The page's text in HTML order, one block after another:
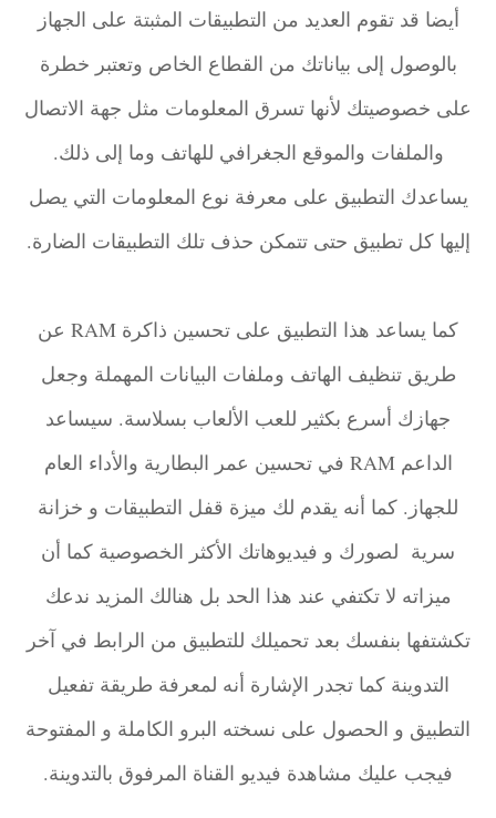
أيضا قد تقوم العديد من التطبيقات المثبتة على الجهاز
بالوصول إلى بياناتك من القطاع الخاص وتعتبر خطرة
على خصوصيتك لأنها تسرق المعلومات مثل جهة الاتصال
والملفات والموقع الجغرافي للهاتف وما إلى ذلك.
يساعدك التطبيق على معرفة نوع المعلومات التي يصل
إليها كل تطبيق حتى تتمكن حذف تلك التطبيقات الضارة.
كما يساعد هذا التطبيق على تحسين ذاكرة RAM عن
طريق تنظيف الهاتف وملفات البيانات المهملة وجعل
جهازك أسرع بكثير للعب الألعاب بسلاسة. سيساعد
الداعم RAM في تحسين عمر البطارية والأداء العام
للجهاز. كما أنه يقدم لك ميزة قفل التطبيقات و خزانة
سرية لصورك و فيديوهاتك الأكثر الخصوصية كما أن
ميزاته لا تكتفي عند هذا الحد بل هنالك المزيد ندعك
تكشتفها بنفسك بعد تحميلك للتطبيق من الرابط في آخر
التدوينة كما تجدر الإشارة أنه لمعرفة طريقة تفعيل
التطبيق و الحصول على نسخته البرو الكاملة و المفتوحة
فيجب عليك مشاهدة فيديو القناة المرفوق بالتدوينة.